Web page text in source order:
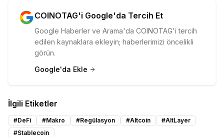
COINOTAG'i Google'da Tercih Et
Google Haberler ve Arama'da COINOTAG'i tercih
edilen kaynaklara ekleyin; haberlerimizi öncelikli
görün.
Google'da Ekle
İlgili Etiketler
#DeFi #Makro #Regülasyon #Altcoin #AltLayer
#Stablecoin